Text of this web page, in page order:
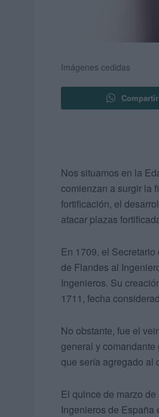
Imágenes cedidas
Nos situamos en la
comienzan a surgir la
fortificación, el
atacar plazas
En 1709, el
de Flandes al
Ingenieros. Su
1711, fecha
No obstante, fue el
general y
que sería agregado al
El quince de marzo
Ingenieros de